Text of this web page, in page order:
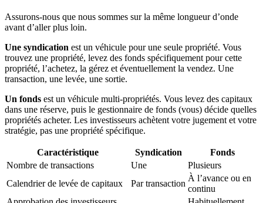
Assurons-nous que nous sommes sur la même longueur d’onde
avant d’aller plus loin.
Une syndication est un véhicule pour une seule propriété. Vous
trouvez une propriété, levez des fonds spécifiquement pour cette
propriété, l’achetez, la gérez et éventuellement la vendez. Une
transaction, une levée, une sortie.
Un fonds est un véhicule multi-propriétés. Vous levez des capitaux
dans une réserve, puis le gestionnaire de fonds (vous) décide quelles
propriétés acheter. Les investisseurs achètent votre jugement et votre
stratégie, pas une propriété spécifique.
Caractéristique Syndication
Fonds
Nombre de transactions
Une
Plusieurs
Calendrier de levée de capitaux
Par transaction
À l’avance ou en
continu